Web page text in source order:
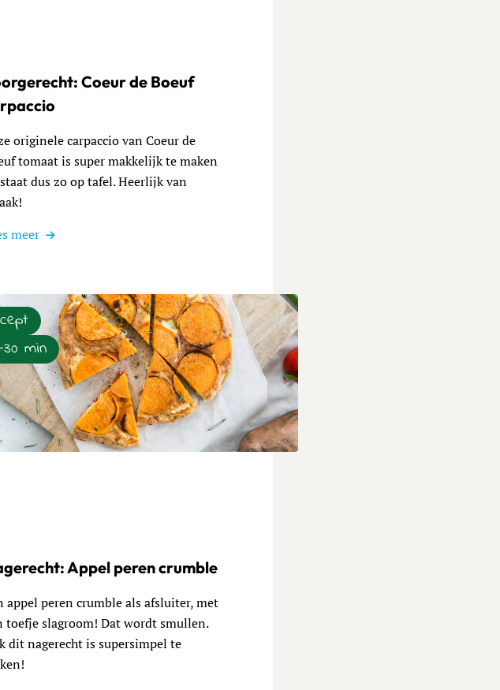
Coeur de Boeuf
originele carpaccio van Coeur de
tomaat is super makkelijk te maken
dus zo op tafel. Heerlijk van
meer
min
Appel peren crumble
appel peren crumble als afsluiter, met
toefje slagroom! Dat wordt smullen.
dit nagerecht is supersimpel te